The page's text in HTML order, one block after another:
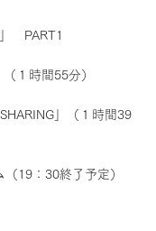
PART1
１時間55分）
」（１時間39
19：30終了予定）